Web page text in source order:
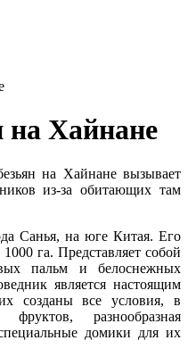
на Хайнане
на Хайнане вызывает
из-за обитающих там
Санья, на юге Китая. Его
га. Представляет собой
пальм и белоснежных
является настоящим
созданы все условия, в
разнообразная
домики для их